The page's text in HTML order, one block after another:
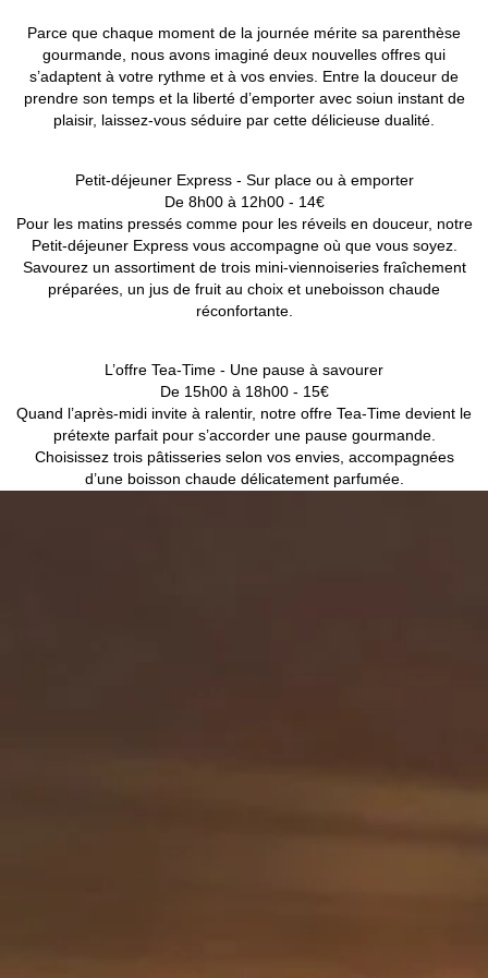
Parce que chaque moment de la journée mérite sa parenthèse
gourmande, nous avons imaginé deux nouvelles offres qui
s’adaptent à votre rythme et à vos envies. Entre la douceur de
prendre son temps et la liberté d’emporter avec soiun instant de
plaisir, laissez-vous séduire par cette délicieuse dualité.
Petit-déjeuner Express - Sur place ou à emporter
De 8h00 à 12h00 - 14€
Pour les matins pressés comme pour les réveils en douceur, notre
Petit-déjeuner Express vous accompagne où que vous soyez.
Savourez un assortiment de trois mini-viennoiseries fraîchement
préparées, un jus de fruit au choix et uneboisson chaude
réconfortante.
L’offre Tea-Time - Une pause à savourer
De 15h00 à 18h00 - 15€
Quand l’après-midi invite à ralentir, notre offre Tea-Time devient le
prétexte parfait pour s’accorder une pause gourmande.
Choisissez trois pâtisseries selon vos envies, accompagnées
d’une boisson chaude délicatement parfumée.